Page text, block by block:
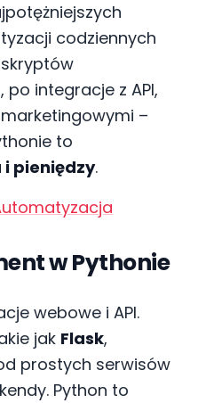
codziennych
integracje z API,
–
to
i pieniędzy.
w Pythonie
webowe i API.
jak Flask,
prostych serwisów
Python to